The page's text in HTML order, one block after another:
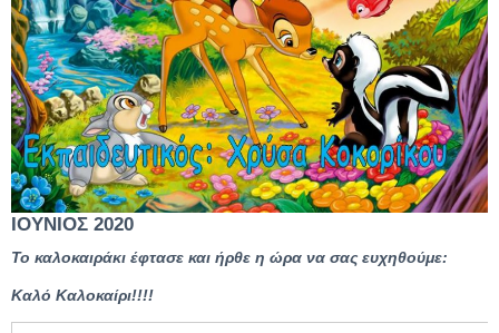
ΙΟΥΝΙΟΣ 2020
Το καλοκαιράκι έφτασε και ήρθε η ώρα να σας ευχηθούμε:
Καλό Καλοκαίρι!!!!